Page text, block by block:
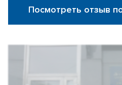
Посмотреть отзыв